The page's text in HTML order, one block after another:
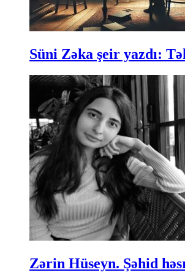
Süni Zəka şeir yazdı:
Zərin Hüseyn. Şəhid